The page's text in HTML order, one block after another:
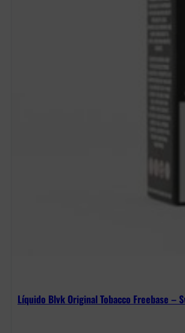
Líquido Blvk Original Tobacco Freebase –